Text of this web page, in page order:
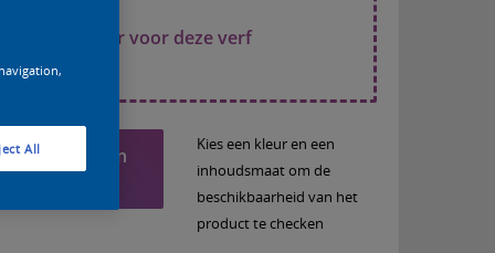
een kleur voor deze verf
Voeg toe aan
Kies een kleur en een
inhoudsmaat om de
beschikbaarheid van het
product te checken
All